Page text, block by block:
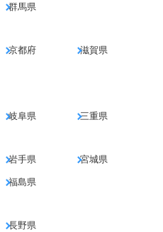
群馬県
京都府 滋賀県
岐阜県 三重県
岩手県 宮城県
福島県
長野県